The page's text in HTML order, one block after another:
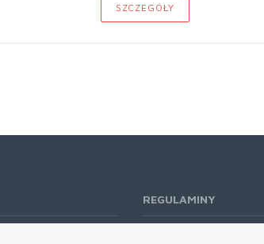
SZCZEGÓŁY
REGULAMINY